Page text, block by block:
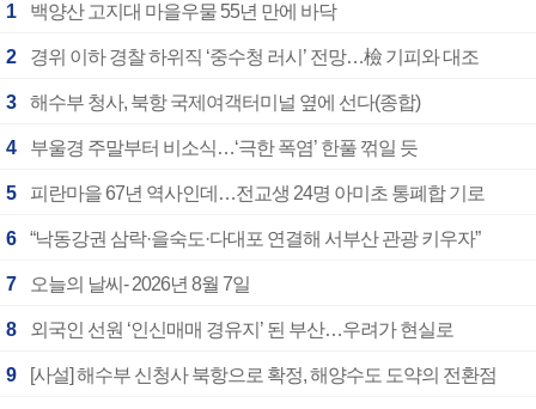
1 백양산 고지대 마을우물 55년 만에 바닥
2 경위 이하 경찰 하위직 ‘중수청 러시’ 전망…檢 기피와 대조
3 해수부 청사, 북항 국제여객터미널 옆에 선다(종합)
4 부울경 주말부터 비소식…‘극한 폭염’ 한풀 꺾일 듯
5 피란마을 67년 역사인데…전교생 24명 아미초 통폐합 기로
6 “낙동강권 삼락·을숙도·다대포 연결해 서부산 관광 키우자”
7 오늘의 날씨- 2026년 8월 7일
8 외국인 선원 ‘인신매매 경유지’ 된 부산…우려가 현실로
9 [사설] 해수부 신청사 북항으로 확정, 해양수도 도약의 전환점